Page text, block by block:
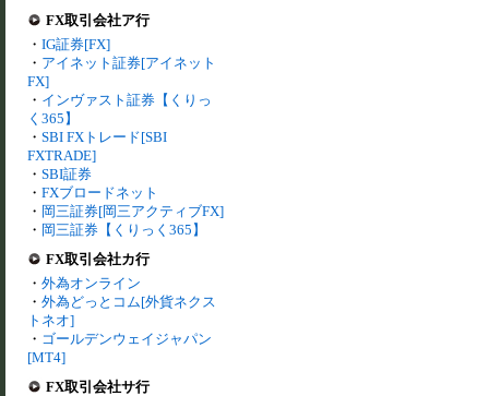
FX取引会社ア行
・ IG証券[FX]
・ アイネット証券[アイネット
FX]
・ インヴァスト証券【くりっ
く365】
・ SBI FXトレード[SBI
FXTRADE]
・ SBI証券
・ FXブロードネット
・ 岡三証券[岡三アクティブFX]
・ 岡三証券【くりっく365】
FX取引会社カ行
・ 外為オンライン
・ 外為どっとコム[外貨ネクス
トネオ]
・ ゴールデンウェイジャパン
[MT4]
FX取引会社サ行